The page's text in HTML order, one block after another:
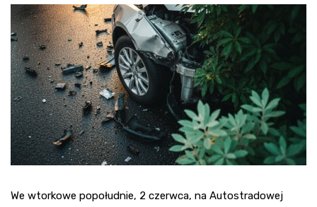
We wtorkowe popołudnie, 2 czerwca, na Autostradowej